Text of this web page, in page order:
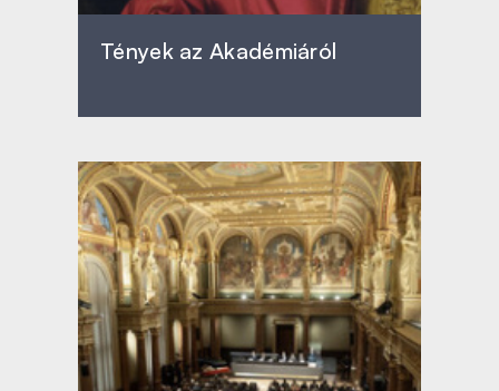
Tények az Akadémiáról